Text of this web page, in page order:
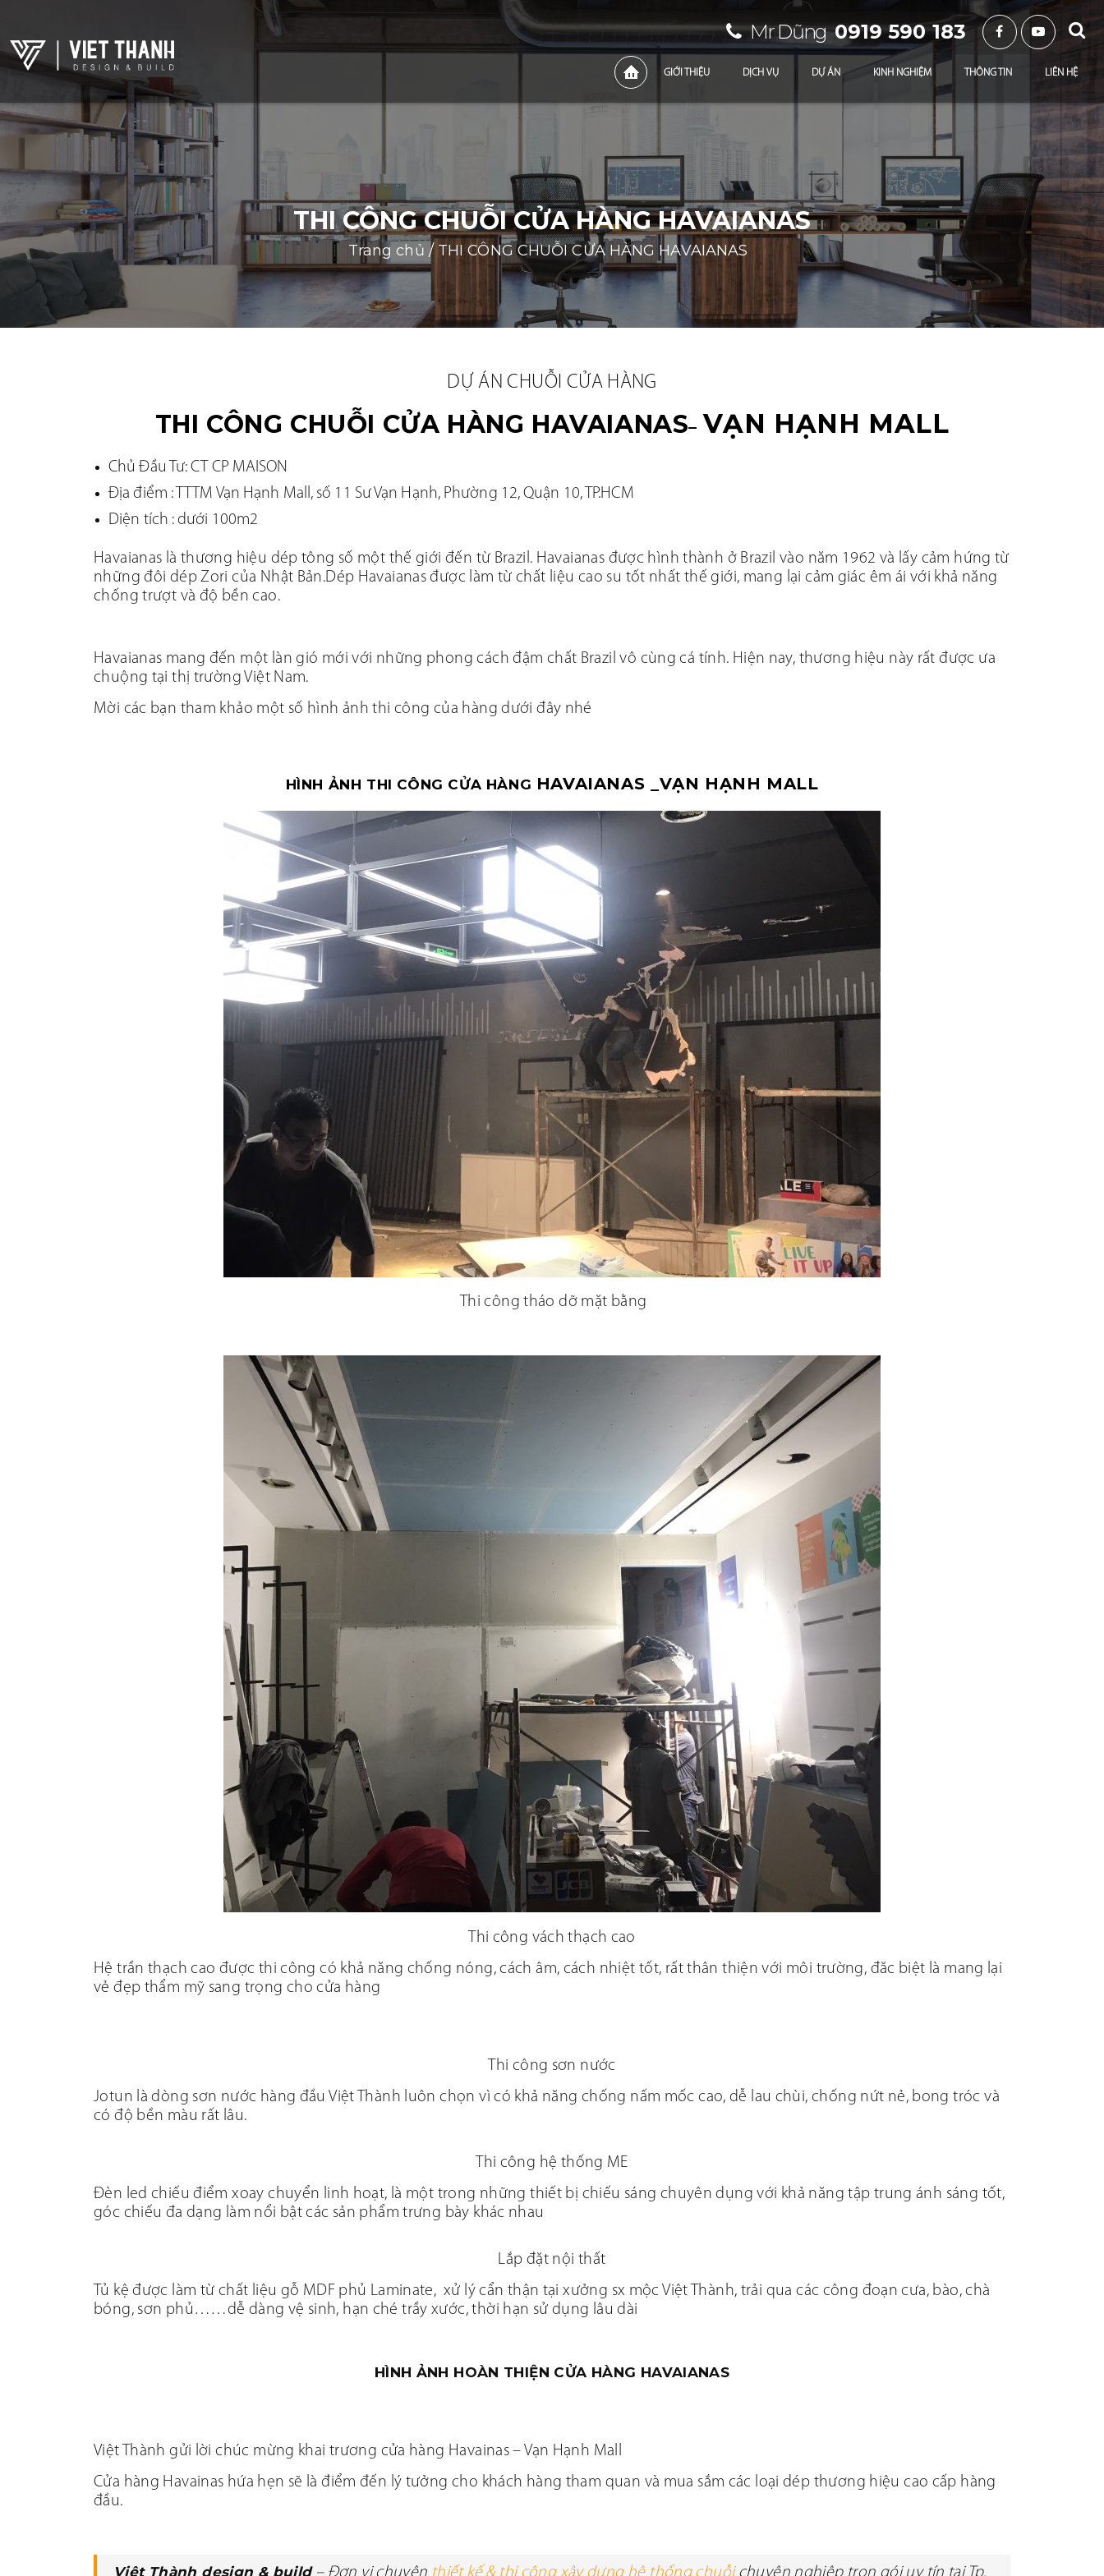
Mr Dũng 0919 590 183
GIỚI THIỆU DỊCH VỤ DỰ ÁN KINH NGHIỆM THÔNG TIN LIÊN HỆ
THI CÔNG CHUỖI CỬA HÀNG HAVAIANAS
Trang chủ / THI CÔNG CHUỖI CỬA HÀNG HAVAIANAS
DỰ ÁN CHUỖI CỬA HÀNG
THI CÔNG CHUỖI CỬA HÀNG HAVAIANAS– VẠN HẠNH MALL
Chủ Đầu Tư:CT CP MAISON
Địa điểm : TTTM Vạn Hạnh Mall, số 11 Sư Vạn Hạnh, Phường 12, Quận 10, TP.HCM
Diện tích : dưới 100m2
Havaianas là thương hiệu dép tông số một thế giới đến từ Brazil. Havaianas được hình thành ở Brazil vào năm 1962 và lấy cảm hứng từ
những đôi dép Zori của Nhật Bản.Dép Havaianas được làm từ chất liệu cao su tốt nhất thế giới, mang lại cảm giác êm ái với khả năng
chống trượt và độ bền cao.
Havaianas mang đến một làn gió mới với những phong cách đậm chất Brazil vô cùng cá tính. Hiện nay, thương hiệu này rất được ưa
chuộng tại thị trường Việt Nam.
Mời các bạn tham khảo một số hình ảnh thi công của hàng dưới đây nhé
HÌNH ẢNH THI CÔNG CỬA HÀNG HAVAIANAS _ VẠN HẠNH MALL
Thi công tháo dỡ mặt bằng
Thi công vách thạch cao
Hệ trần thạch cao được thi công có khả năng chống nóng, cách âm, cách nhiệt tốt, rất thân thiện với môi trường, đăc biệt là mang lại
vẻ đẹp thẩm mỹ sang trọng cho cửa hàng
Thi công sơn nước
Jotun là dòng sơn nước hàng đầu Việt Thành luôn chọn vì có khả năng chống nấm mốc cao, dễ lau chùi, chống nứt nẻ, bong tróc và
có độ bền màu rất lâu.
Thi công hệ thống ME
Đèn led chiếu điểm xoay chuyển linh hoạt, là một trong những thiết bị chiếu sáng chuyên dụng với khả năng tập trung ánh sáng tốt,
góc chiếu đa dạng làm nổi bật các sản phẩm trưng bày khác nhau
Lắp đặt nội thất
Tủ kệ được làm từ chất liệu gỗ MDF phủ Laminate, xử lý cẩn thận tại xưởng sx mộc Việt Thành, trải qua các công đoạn cưa, bào, chà
bóng, sơn phủ……dễ dàng vệ sinh, hạn ché trầy xước, thời hạn sử dụng lâu dài
HÌNH ẢNH HOÀN THIỆN CỬA HÀNG HAVAIANAS
Việt Thành gửi lời chúc mừng khai trương cửa hàng Havainas – Vạn Hạnh Mall
Cửa hàng Havainas hứa hẹn sẽ là điểm đến lý tưởng cho khách hàng tham quan và mua sắm các loại dép thương hiệu cao cấp hàng
đầu.
Việt Thành design & build– Đơn vị chuyên thiết kế & thi công xây dựng hệ thống chuỗichuyên nghiệp trọn gói uy tín tại Tp.